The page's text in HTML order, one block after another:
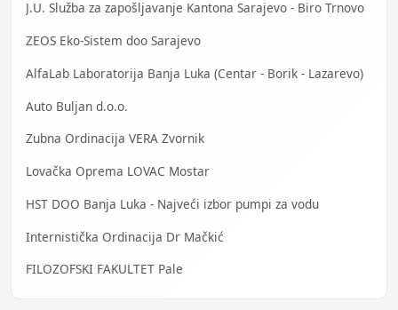
J.U. Služba za zapošljavanje Kantona Sarajevo - Biro Trnovo
ZEOS Eko-Sistem doo Sarajevo
AlfaLab Laboratorija Banja Luka (Centar - Borik - Lazarevo)
Auto Buljan d.o.o.
Zubna Ordinacija VERA Zvornik
Lovačka Oprema LOVAC Mostar
HST DOO Banja Luka - Najveći izbor pumpi za vodu
Internistička Ordinacija Dr Mačkić
FILOZOFSKI FAKULTET Pale